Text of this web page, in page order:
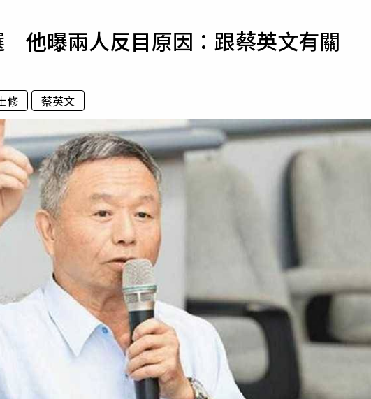
力
運勢
他曝兩人反目原因：跟蔡英文有關
修 蔡英文